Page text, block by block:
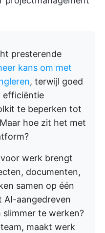
presterende
kans om met
, terwijl goed
efficiëntie
te beperken tot
hoe zit het met
werk brengt
documenten,
samen op één
AI-aangedreven
te werken?
maakt werk